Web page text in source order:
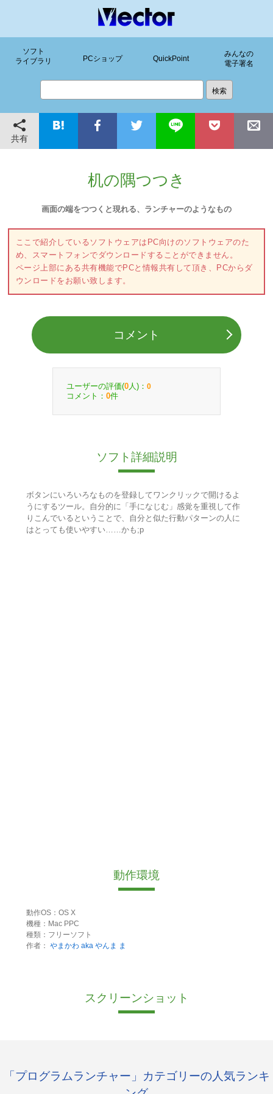
ソフト
ライブラリ
PCショップ QuickPoint
みんなの
電子署名
共有
机の隅つつき
画面の端をつつくと現れる、ランチャーのようなもの
ここで紹介しているソフトウェアはPC向けのソフトウェアのた
め、スマートフォンでダウンロードすることができません。
ページ上部にある共有機能でPCと情報共有して頂き、PCからダ
ウンロードをお願い致します。
コメント
ユーザーの評価(0 人)： 0
コメント： 0件
ソフト詳細説明
ボタンにいろいろなものを登録してワンクリックで開けるよ
うにするツール。自分的に「手になじむ」感覚を重視して作
りこんでいるということで、自分と似た行動パターンの人に
はとっても使いやすい……かも;p
動作環境
動作OS：OS X
機種：Mac PPC
種類：フリーソフト
作者： やまかわ aka やんま ま
スクリーンショット
「プログラムランチャー」カテゴリーの人気ランキ